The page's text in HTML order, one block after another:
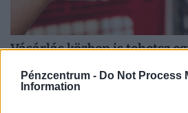
Pénzcentrum - Do Not Process
Information
Vásárlás közben is tehetsz
kezdődik az Adni Öröm!
Az iskolakezdés sokunk számára